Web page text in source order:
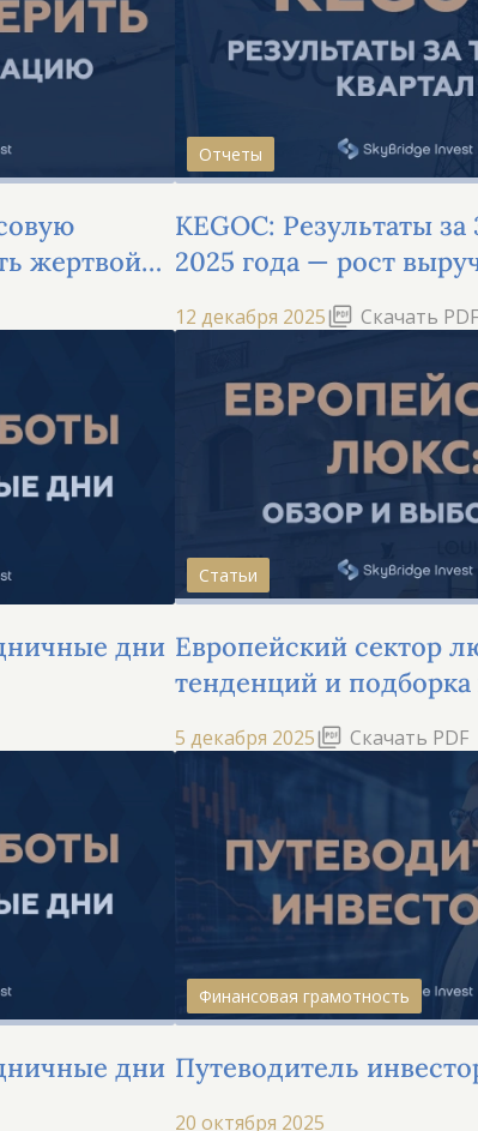
жертвой
Отчеты
KEGOC: Результаты за
2025 года — рост
снижения
12 декабря 2025 Скачать PDF
дни
Статьи
Европейский сектор
тенденций и
5 декабря 2025 Скачать PDF
дни
Финансовая грамотность
Путеводитель
20 октября 2025